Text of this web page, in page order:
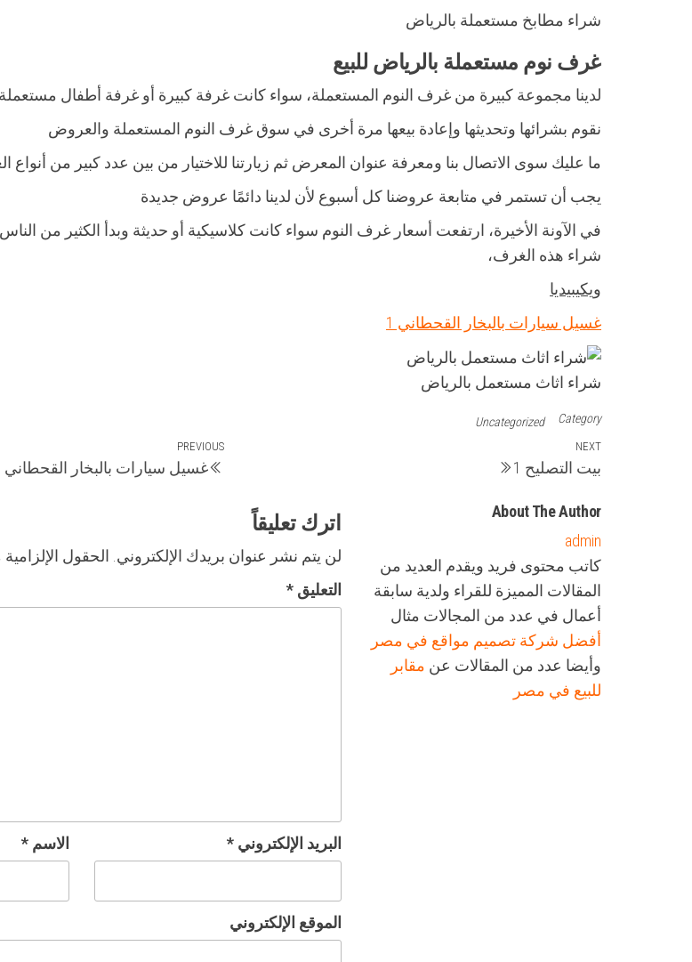
شراء مطابخ مستعملة بالرياض
غرف نوم مستعملة بالرياض للبيع
لدينا مجموعة كبيرة من غرف النوم المستعملة، سواء كانت غرفة كبيرة أو غرفة أطفال مستعملة
نقوم بشرائها وتحديثها وإعادة بيعها مرة أخرى في سوق غرف النوم المستعملة والعروض
ما عليك سوى الاتصال بنا ومعرفة عنوان المعرض ثم زيارتنا للاختيار من بين عدد كبير من
يجب أن تستمر في متابعة عروضنا كل أسبوع لأن لدينا دائمًا عروض جديدة
في الآونة الأخيرة، ارتفعت أسعار غرف النوم سواء كانت كلاسيكية أو حديثة وبدأ الكثير من
شراء هذه الغرف،
ويكيبيديا
غسيل سيارات بالبخار القحطاني 1
شراء اثاث مستعمل بالرياض
Category
Uncategorized
تصفّح
المقالات
Previous
Post
PREVIOUS
غسيل سيارات بالبخار القحطاني 1
Next
Post
NEXT
بيت التصليح 1
About The Author
admin
كاتب محتوى فريد ويقدم العديد من
المقالات المميزة للقراء ولدية سابقة
أعمال في عدد من المجالات مثال
أفضل شركة تصميم مواقع في مصر
وأيضا عدد من المقالات عن مقابر
للبيع في مصر
اترك تعليقاً
لن يتم نشر عنوان بريدك الإلكتروني. الحقول
التعليق*
الاسم * البريد الإلكتروني*
الموقع الإلكتروني